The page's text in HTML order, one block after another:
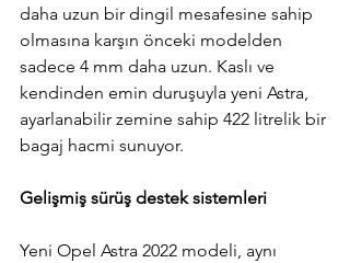
daha uzun bir dingil mesafesine sahip
olmasına karşın önceki modelden
sadece 4 mm daha uzun. Kaslı ve
kendinden emin duruşuyla yeni Astra,
ayarlanabilir zemine sahip 422 litrelik bir
bagaj hacmi sunuyor.
Gelişmiş sürüş destek sistemleri
Yeni Opel Astra 2022 modeli, aynı